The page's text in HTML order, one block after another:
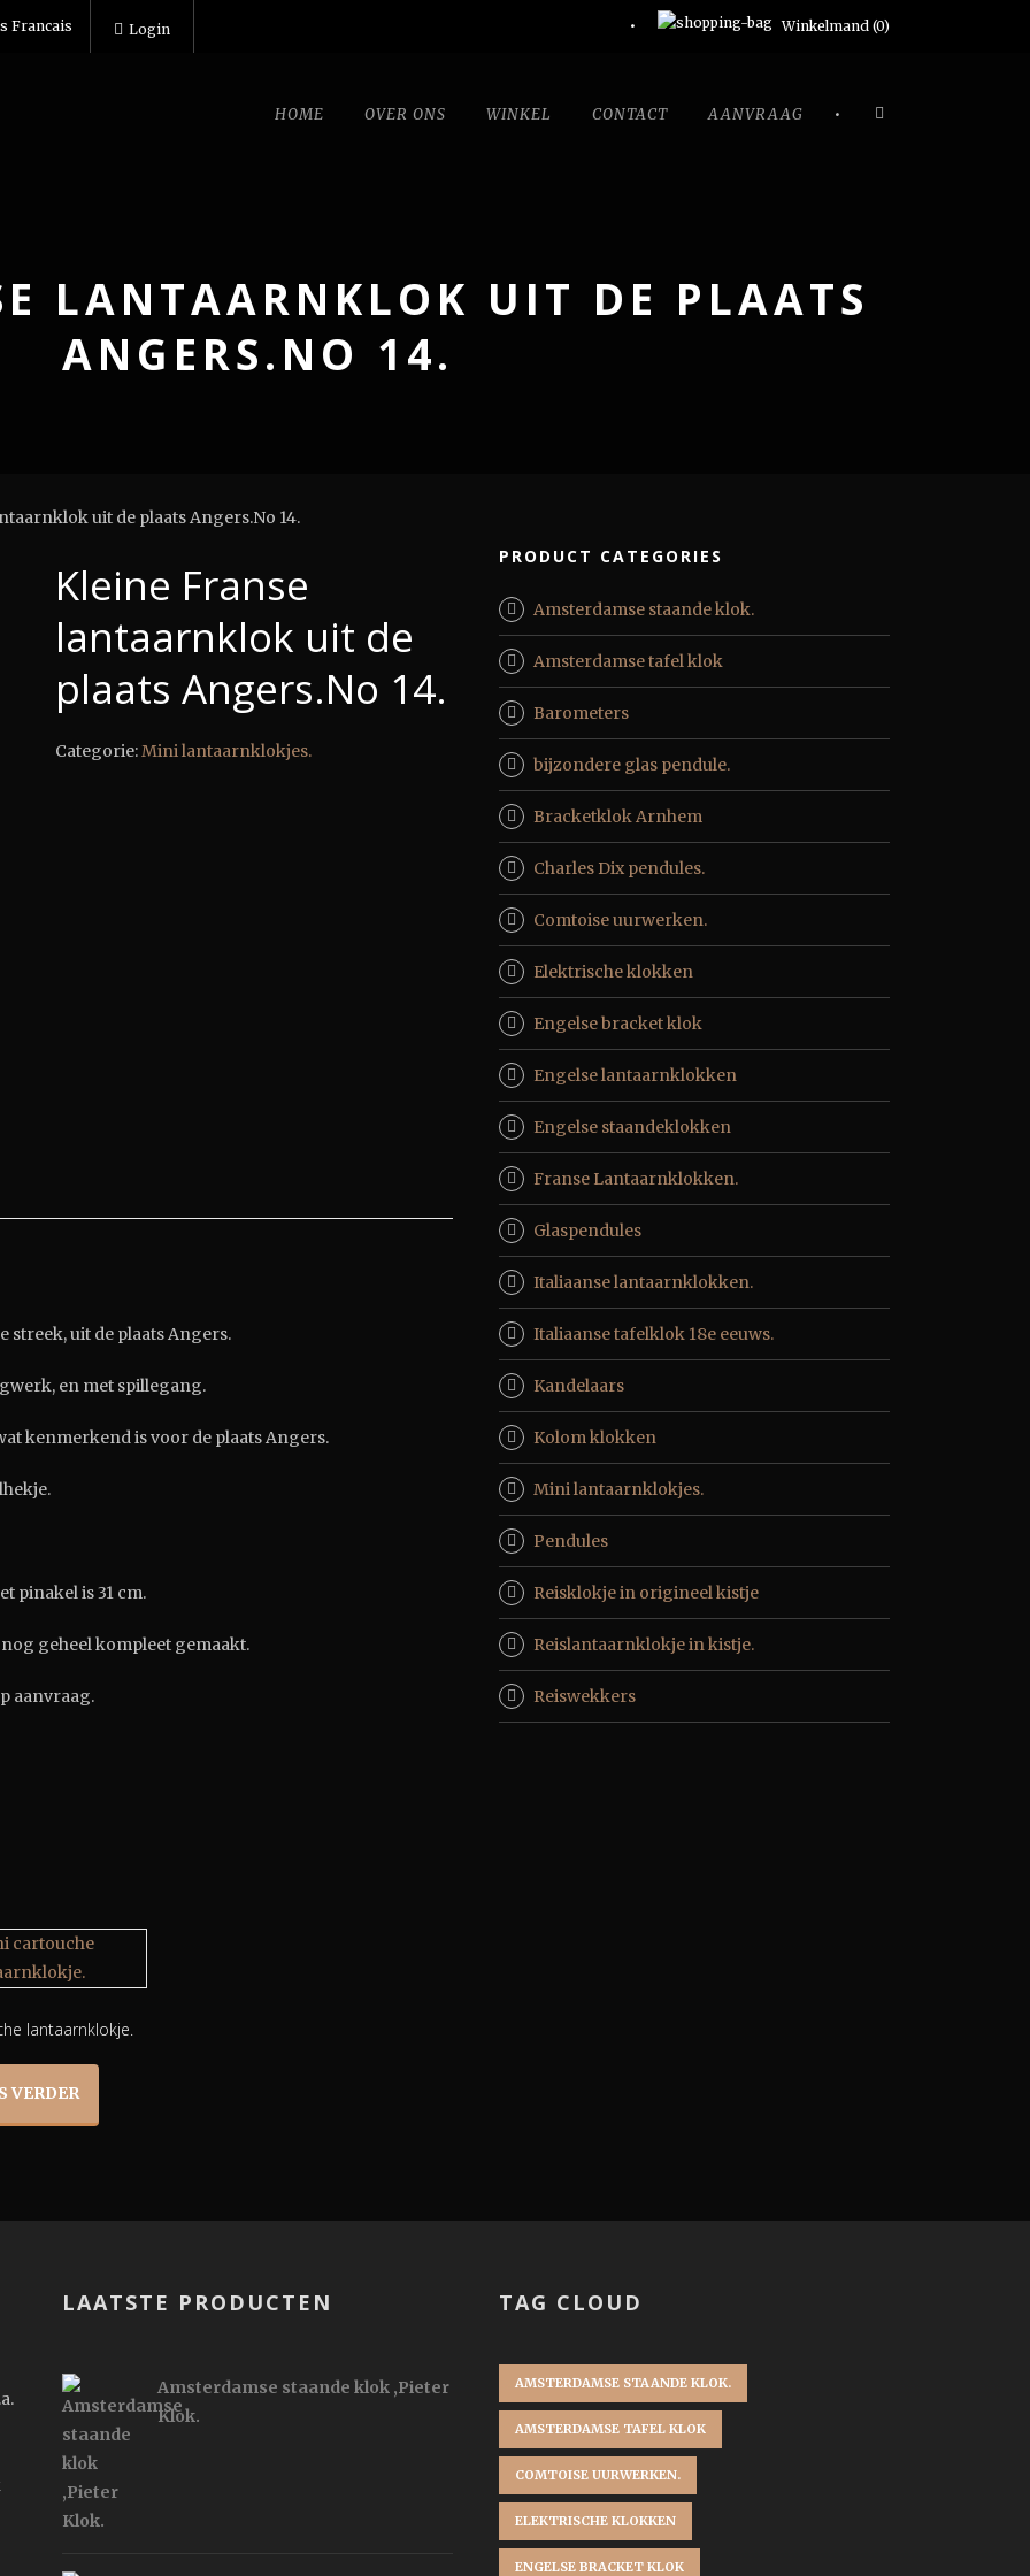
Francais Login Winkelmand (0)
HOME OVER ONS WINKEL CONTACT AANVRAAG •
LANTAARNKLOK UIT DE PLAATS
ANGERS.NO 14.
uit de plaats Angers.No 14.
Kleine Franse
lantaarnklok uit de
plaats Angers.No 14.
Categorie:Mini lantaarnklokjes.
uit de plaats Angers.
en met spillegang.
kenmerkend is voor de plaats Angers.
pinakel is 31 cm.
geheel kompleet gemaakt.
aanvraag.
lantaarnklokje.
VERDER
PRODUCT CATEGORIES
Amsterdamse staande klok.
Amsterdamse tafel klok
Barometers
bijzondere glas pendule.
Bracketklok Arnhem
Charles Dix pendules.
Comtoise uurwerken.
Elektrische klokken
Engelse bracket klok
Engelse lantaarnklokken
Engelse staandeklokken
Franse Lantaarnklokken.
Glaspendules
Italiaanse lantaarnklokken.
Italiaanse tafelklok 18e eeuws.
Kandelaars
Kolom klokken
Mini lantaarnklokjes.
Pendules
Reisklokje in origineel kistje
Reislantaarnklokje in kistje.
Reiswekkers
LAATSTE PRODUCTEN
Amsterdamse staande klok ,Pieter
Klok.
TAG CLOUD
AMSTERDAMSE STAANDE KLOK.
AMSTERDAMSE TAFEL KLOK
COMTOISE UURWERKEN.
ELEKTRISCHE KLOKKEN
ENGELSE BRACKET KLOK